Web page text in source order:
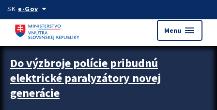
Preskocit na hlavný obsah
SK e-Govarrow_drop_down
Menu menu
Zastavit automatický posun upútavok
Do výzbroje polície pribudnú
elektrické paralyzátory novej
generácie